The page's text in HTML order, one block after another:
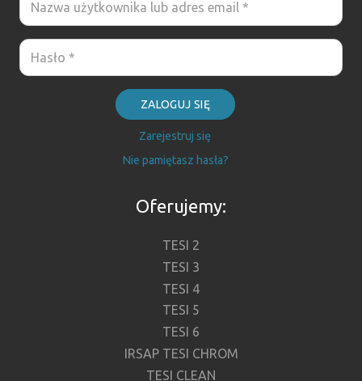
ZALOGUJ SIĘ
Zarejestruj się
Nie pamiętasz hasła?
Oferujemy:
TESI 2
TESI 3
TESI 4
TESI 5
TESI 6
IRSAP TESI CHROM
TESI CLEAN